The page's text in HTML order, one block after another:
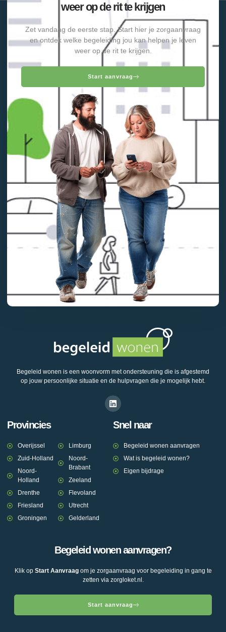
weer op de rit te krijgen
Zet vandaag de eerste stap. Start hier je zorgaanvraag
en ontdek welke begeleiding jou kan helpen je leven
weer op de rit te krijgen.
Start aanvraag
Begeleid wonen is een woonvorm met ondersteuning die is afgestemd
op jouw persoonlijke situatie en de hulpvragen die je mogelijk hebt.
Provincies
Overijssel
Zuid-Holland
Noord-
Holland
Drenthe
Friesland
Groningen
Limburg
Noord-
Brabant
Zeeland
Flevoland
Utrecht
Gelderland
Snel naar
Begeleid wonen aanvragen
Wat is begeleid wonen?
Eigen bijdrage
Begeleid wonen aanvragen?
Klik op Start Aanvraagom je zorgaanvraag voor begeleiding in gang te
zetten via zorgloket.nl.
Start aanvraag